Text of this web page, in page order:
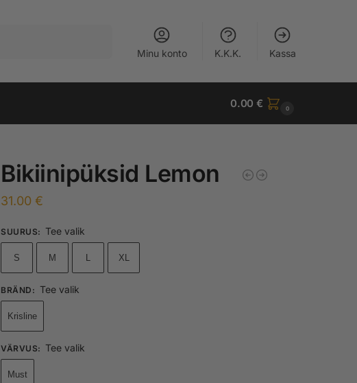
Minu konto K.K.K. Kassa
0.00€ 0
Bikiinipüksid Lemon
31.00€
SUURUS: Tee valik
S M L XL
BRÄND : Tee valik
Krisline
VÄRVUS: Tee valik
Must